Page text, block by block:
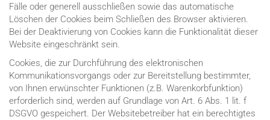
Fälle oder generell ausschließen sowie das automatische
Löschen der Cookies beim Schließen des Browser aktivieren.
Bei der Deaktivierung von Cookies kann die Funktionalität dieser
Website eingeschränkt sein.
Cookies, die zur Durchführung des elektronischen
Kommunikationsvorgangs oder zur Bereitstellung bestimmter,
von Ihnen erwünschter Funktionen (z.B. Warenkorbfunktion)
erforderlich sind, werden auf Grundlage von Art. 6 Abs. 1 lit. f
DSGVO gespeichert. Der Websitebetreiber hat ein berechtigtes